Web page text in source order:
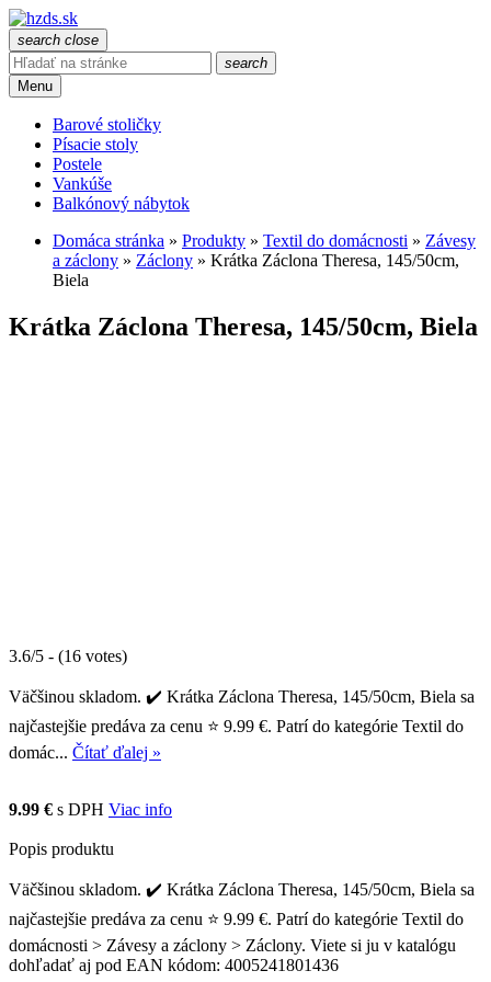
search close
search
Menu
Barové stoličky
Písacie stoly
Postele
Vankúše
Balkónový nábytok
Domáca stránka » Produkty » Textil do domácnosti » Závesy
a záclony » Záclony » Krátka Záclona Theresa, 145/50cm,
Biela
Krátka Záclona Theresa, 145/50cm, Biela
3.6/5 - (16 votes)
Väčšinou skladom. ✔️ Krátka Záclona Theresa, 145/50cm, Biela sa
najčastejšie predáva za cenu ⭐ 9.99 €. Patrí do kategórie Textil do
domác... Čítať ďalej »
9.99 € s DPH Viac info
Popis produktu
Väčšinou skladom. ✔️ Krátka Záclona Theresa, 145/50cm, Biela sa
najčastejšie predáva za cenu ⭐ 9.99 €. Patrí do kategórie Textil do
domácnosti > Závesy a záclony > Záclony. Viete si ju v katalógu
dohľadať aj pod EAN kódom: 4005241801436